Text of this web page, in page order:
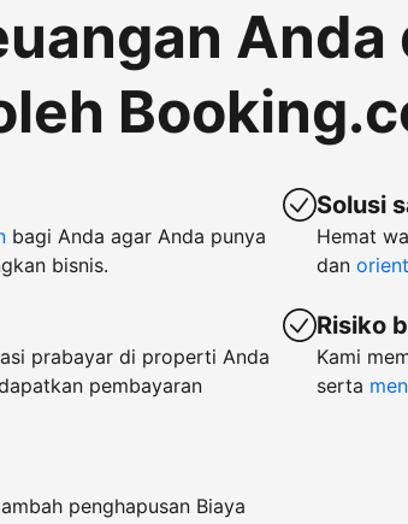
Anda
bagi Anda agar Anda punya
bisnis.
prabayar di properti Anda
pembayaran
penghapusan Biaya
Solusi
Hemat
dan
Risiko
Kami
serta